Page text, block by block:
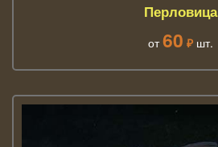
Перловица
от 60 ₽ шт.